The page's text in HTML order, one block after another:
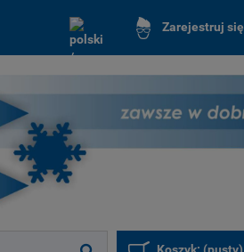
Zarejestruj się